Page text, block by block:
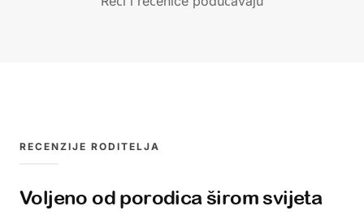
RECENZIJE RODITELJA
Voljeno od porodica širom svijeta